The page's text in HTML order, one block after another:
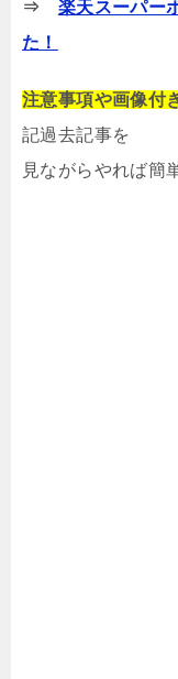
⇒ 楽天スーパー
た！
注意事項や画像付
記過去記事を
見ながらやれば簡